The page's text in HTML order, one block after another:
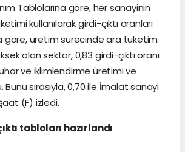
Tablolarına göre, her sanayinin
kullanılarak girdi-çıktı oranları
göre, üretim sürecinde ara tüketim
olan sektör, 0,83 girdi-çıktı oranı
ve iklimlendirme üretimi ve
Bunu sırasıyla, 0,70 ile İmalat sanayi
(F) izledi.
tabloları hazırlandı